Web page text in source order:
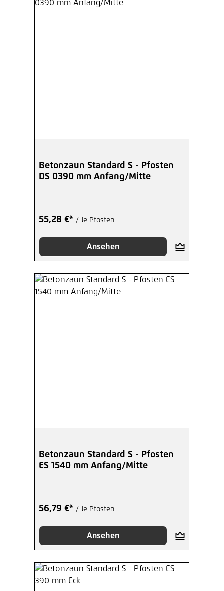
Betonzaun Standard S - Pfosten
DS 0390 mm Anfang/Mitte
55,28 €* / Je Pfosten
Ansehen
Betonzaun Standard S - Pfosten
ES 1540 mm Anfang/Mitte
56,79 €* / Je Pfosten
Ansehen